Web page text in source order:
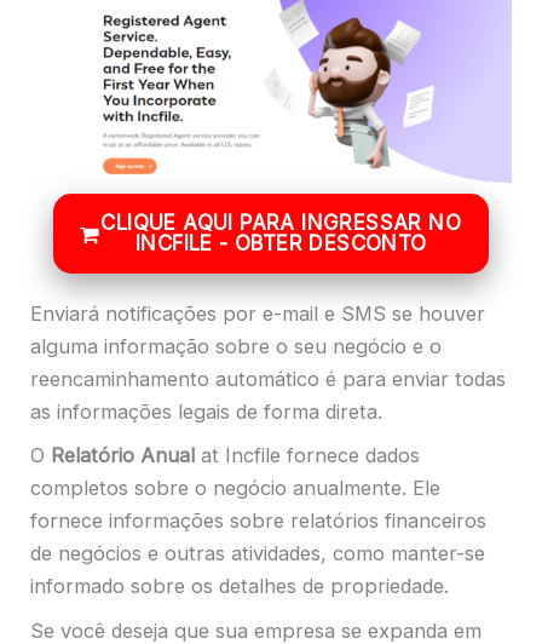
CLIQUE AQUI PARA INGRESSAR NO
INCFILE - OBTER DESCONTO
Enviará notificações por e-mail e SMS se houver
alguma informação sobre o seu negócio e o
reencaminhamento automático é para enviar todas
as informações legais de forma direta.
O Relatório Anual at Incfile fornece dados
completos sobre o negócio anualmente. Ele
fornece informações sobre relatórios financeiros
de negócios e outras atividades, como manter-se
informado sobre os detalhes de propriedade.
Se você deseja que sua empresa se expanda em